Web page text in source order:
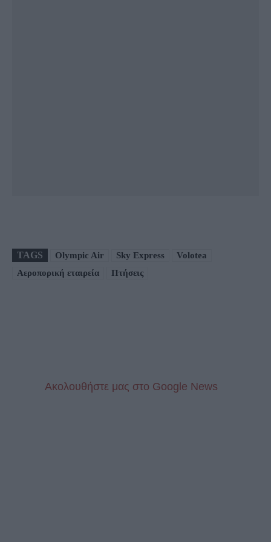
TAGS Olympic Air Sky Express
Volotea
Αεροπορική εταιρεία
Πτήσεις
Aκολουθήστε μας στo Google News